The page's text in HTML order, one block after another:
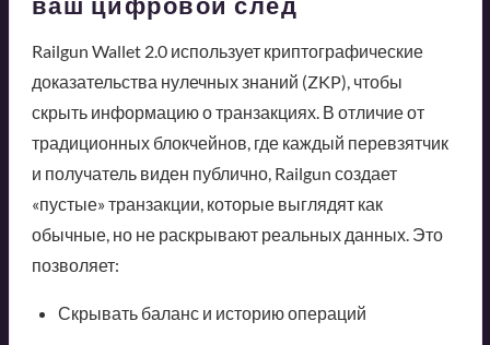
Railgun Wallet 2.0 использует криптографические
доказательства нулечных знаний (ZKP), чтобы
скрыть информацию о транзакциях. В отличие от
традиционных блокчейнов, где каждый перевзятчик
и получатель виден публично, Railgun создает
«пустые» транзакции, которые выглядят как
обычные, но не раскрывают реальных данных. Это
позволяет:
Скрывать баланс и историю операций